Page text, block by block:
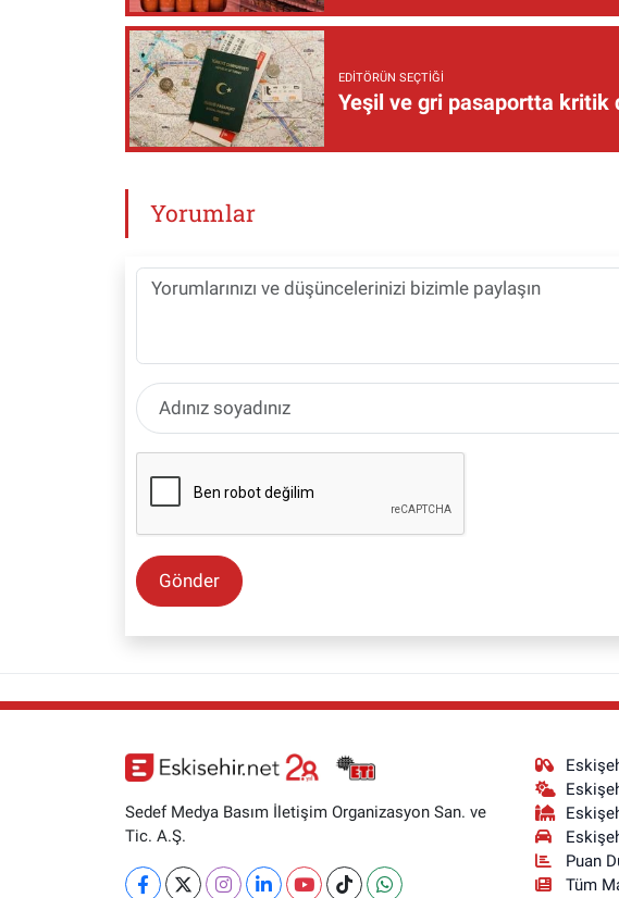
EDITÖRÜN SEÇTIĞI
Yeşil ve gri pasaportta kritik
Yorumlar
Gönder
Sedef Medya Basım İletişim Organizasyon San. ve
Tic. A.Ş.
Puan
Tüm